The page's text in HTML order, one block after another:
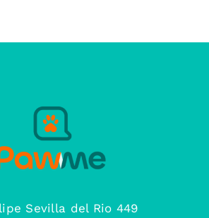
Sevilla del Rio 449